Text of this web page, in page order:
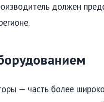
должен
— часть более